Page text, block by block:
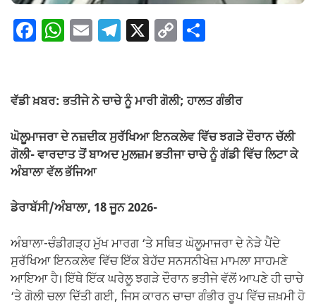
F
e
o
o
W
s
p
p
E T
gr
m
X C
y
n
k
e
ਵੱਡੀ ਖ਼ਬਰ: ਭਤੀਜੇ ਨੇ ਚਾਚੇ ਨੂੰ ਮਾਰੀ ਗੋਲੀ; ਹਾਲਤ ਗੰਭੀਰ
ਘੋਲੂਮਾਜਰਾ ਦੇ ਨਜ਼ਦੀਕ ਸੁਰੱਖਿਆ ਇਨਕਲੇਵ ਵਿੱਚ ਝਗੜੇ ਦੌਰਾਨ ਚੱਲੀ
ਗੋਲੀ- ਵਾਰਦਾਤ ਤੋਂ ਬਾਅਦ ਮੁਲਜ਼ਮ ਭਤੀਜਾ ਚਾਚੇ ਨੂੰ ਗੱਡੀ ਵਿੱਚ ਲਿਟਾ ਕੇ
ਅੰਬਾਲਾ ਵੱਲ ਭੱਜਿਆ
ਡੇਰਾਬੱਸੀ/ਅੰਬਾਲਾ, 18 ਜੂਨ 2026-
ਅੰਬਾਲਾ-ਚੰਡੀਗੜ੍ਹ ਮੁੱਖ ਮਾਰਗ ‘ਤੇ ਸਥਿਤ ਘੋਲੂਮਾਜਰਾ ਦੇ ਨੇੜੇ ਪੈਂਦੇ
ਸੁਰੱਖਿਆ ਇਨਕਲੇਵ ਵਿੱਚ ਇੱਕ ਬੇਹੱਦ ਸਨਸਨੀਖੇਜ਼ ਮਾਮਲਾ ਸਾਹਮਣੇ
ਆਇਆ ਹੈ। ਇੱਥੇ ਇੱਕ ਘਰੇਲੂ ਝਗੜੇ ਦੌਰਾਨ ਭਤੀਜੇ ਵੱਲੋਂ ਆਪਣੇ ਹੀ ਚਾਚੇ
‘ਤੇ ਗੋਲੀ ਚਲਾ ਦਿੱਤੀ ਗਈ, ਜਿਸ ਕਾਰਨ ਚਾਚਾ ਗੰਭੀਰ ਰੂਪ ਵਿੱਚ ਜ਼ਖ਼ਮੀ ਹੋ